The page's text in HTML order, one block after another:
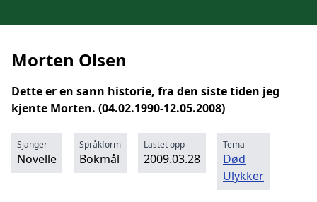
Morten Olsen
Dette er en sann historie, fra den siste tiden jeg
kjente Morten. (04.02.1990-12.05.2008)
Sjanger
Novelle
Språkform
Bokmål
Lastet opp
2009.03.28
Tema
Død
Ulykker